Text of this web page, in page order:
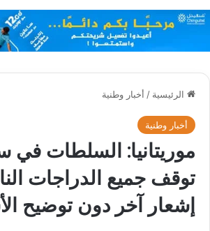
الرئيسية / أخبار وطنية
أخبار وطنية
موريتانيا: السلطات في
توقف جميع الدراجات
إشعار آخر دون توضيح